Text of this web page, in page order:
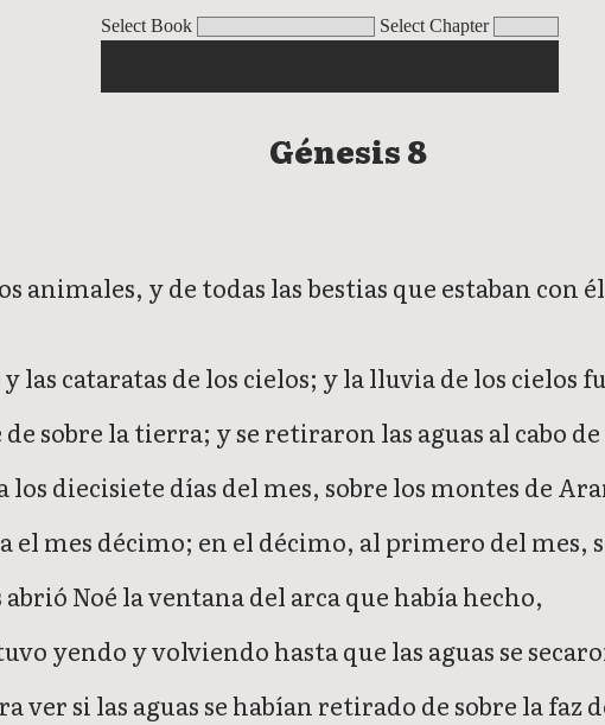
Select Book Select Chapter
Génesis 8
animales, y de todas las bestias que estaban con
las cataratas de los cielos; y la lluvia de los cielos
sobre la tierra; y se retiraron las aguas al cabo
los diecisiete días del mes, sobre los montes de
el mes décimo; en el décimo, al primero del mes,
Noé la ventana del arca que había hecho,
yendo y volviendo hasta que las aguas se
ver si las aguas se habían retirado de sobre la faz